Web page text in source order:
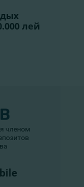
лей
членом